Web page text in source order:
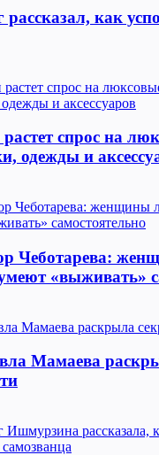
рассказал, как
спрос на
одежды и
Чеботарева:
«выживать»
Мамаева